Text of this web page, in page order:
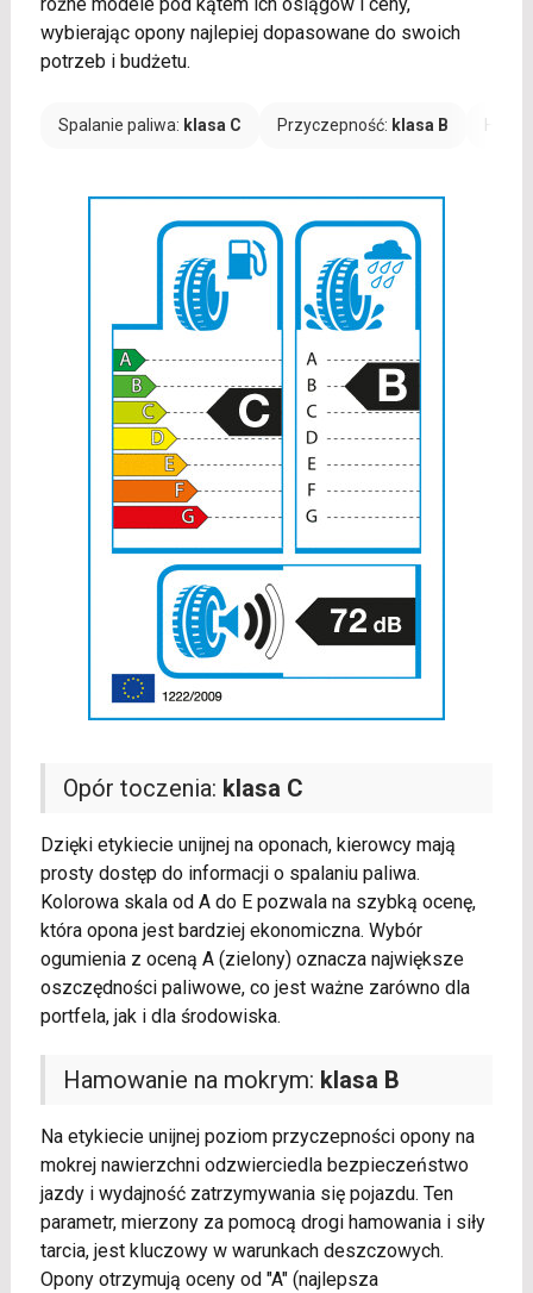
wybierając opony najlepiej dopasowane do swoich
potrzeb i budżetu.
Spalanie paliwa: klasa C Przyczepność: klasa B
Opór toczenia: klasa C
Dzięki etykiecie unijnej na oponach, kierowcy mają
prosty dostęp do informacji o spalaniu paliwa.
Kolorowa skala od A do E pozwala na szybką ocenę,
która opona jest bardziej ekonomiczna. Wybór
ogumienia z oceną A (zielony) oznacza największe
oszczędności paliwowe, co jest ważne zarówno dla
portfela, jak i dla środowiska.
Hamowanie na mokrym: klasa B
Na etykiecie unijnej poziom przyczepności opony na
mokrej nawierzchni odzwierciedla bezpieczeństwo
jazdy i wydajność zatrzymywania się pojazdu. Ten
parametr, mierzony za pomocą drogi hamowania i siły
tarcia, jest kluczowy w warunkach deszczowych.
Opony otrzymują oceny od "A" (najlepsza